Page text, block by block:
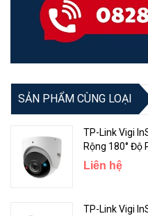
Công Nghệ Cải Tiến Video
TP-Link VIGI C430Iđược trang
vấn đề xử lý trong nhiều trường
thông minh, WDR, 3D DNR và
SẢN PHẨM CÙNG LOẠI
TP-Link Vigi
Rộng 180° Độ
Liên hệ
TP-Link Vigi